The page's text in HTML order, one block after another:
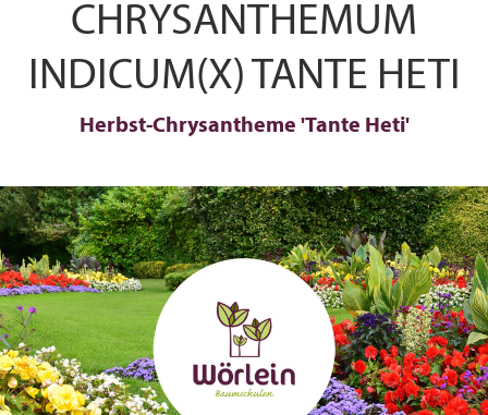
CHRYSANTHEMUM
INDICUM(X) TANTE HETI
Herbst-Chrysantheme 'Tante Heti'